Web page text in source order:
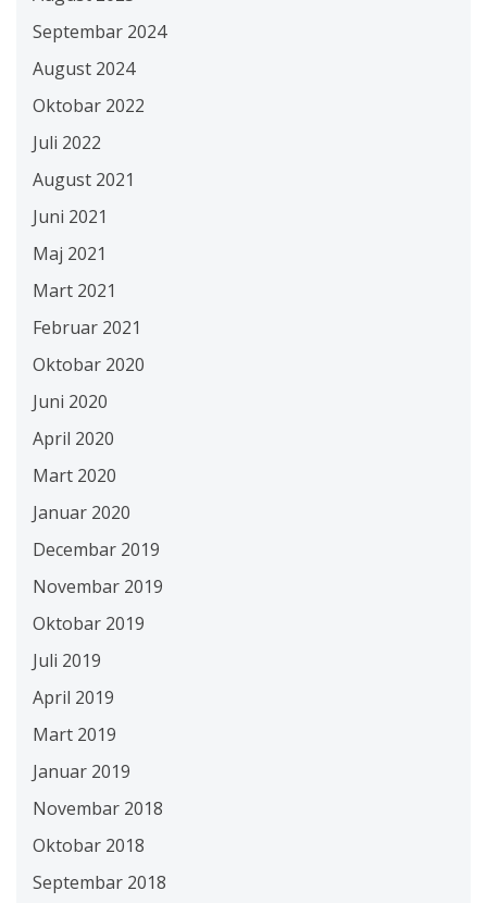
Septembar 2024
August 2024
Oktobar 2022
Juli 2022
August 2021
Juni 2021
Maj 2021
Mart 2021
Februar 2021
Oktobar 2020
Juni 2020
April 2020
Mart 2020
Januar 2020
Decembar 2019
Novembar 2019
Oktobar 2019
Juli 2019
April 2019
Mart 2019
Januar 2019
Novembar 2018
Oktobar 2018
Septembar 2018